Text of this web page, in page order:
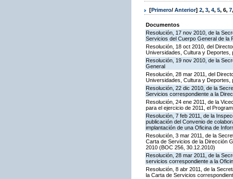
[Primero/ Anterior] 2, 3, 4, 5, 6, 7,
Documentos
Resolución, 17 nov 2010, de la
Servicios del Cuerpo General de la
Resolución, 18 oct 2010, del
Universidades, Cultura y Deportes,
Resolución, 19 nov 2010, de la
General
Resolución, 28 mar 2011, del
Universidades, Cultura y Deportes,
Resolución, 22 dic 2010, de la
Servicios correspondiente a la
Resolución, 24 ene 2011, de la
para el ejercicio de 2011, el
Resolución, 7 feb 2011, de la
publicación del Convenio de
implantación de una Oficina de
Resolución, 3 mar 2011, de la
Carta de Servicios de la Dirección
2010 (BOC 256, 30.12.2010)
Resolución, 28 mar 2011, de la
servicios correspondiente a la
Resolución, 8 abr 2011, de la
la Carta de Servicios